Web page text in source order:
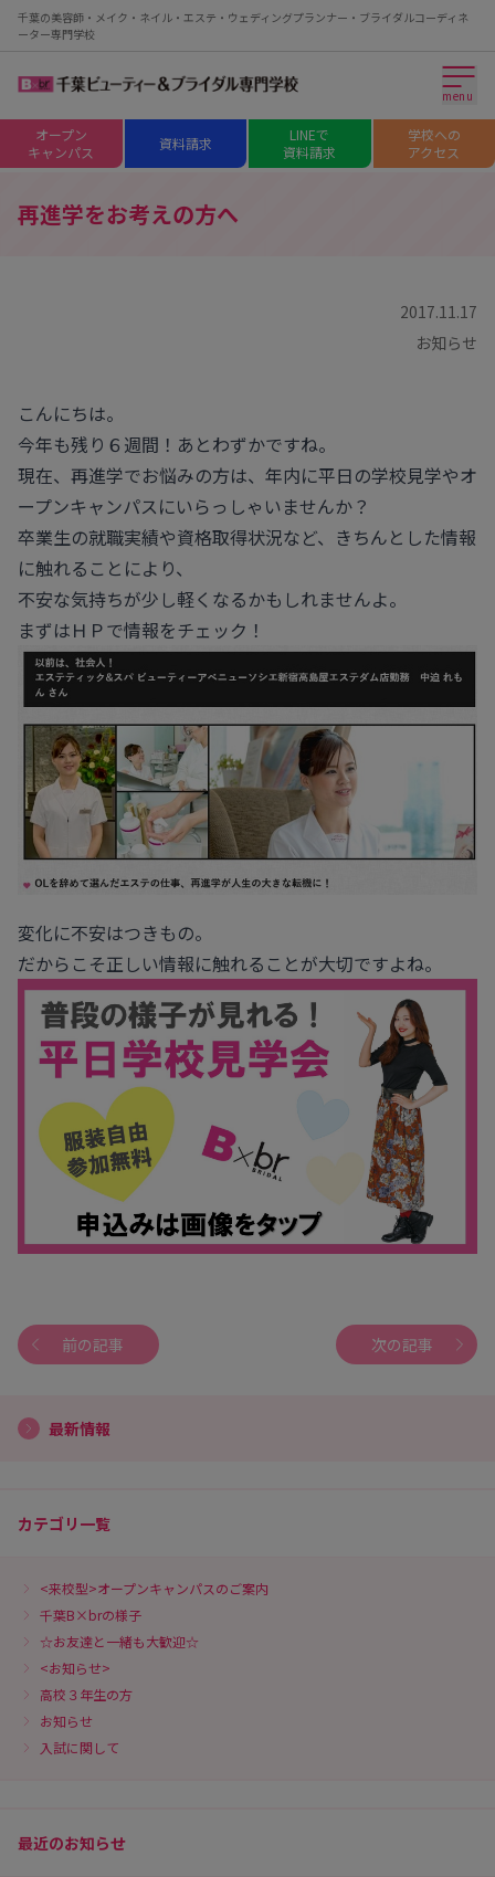
千葉の美容師・メイク・ネイル・エステ・ウェディングプランナー・ブライダルコーディネ
ーター専門学校
menu
オープン
キャンパス
資料請求
LINEで
資料請求
学校への
アクセス
再進学をお考えの方へ
2017.11.17
お知らせ
こんにちは。
今年も残り６週間！あとわずかですね。
現在、再進学でお悩みの方は、年内に平日の学校見学やオ
ープンキャンパスにいらっしゃいませんか？
卒業生の就職実績や資格取得状況など、きちんとした情報
に触れることにより、
不安な気持ちが少し軽くなるかもしれませんよ。
まずはＨＰで情報をチェック！
変化に不安はつきもの。
だからこそ正しい情報に触れることが大切ですよね。
前の記事 次の記事
最新情報
カテゴリ一覧
<来校型>オープンキャンパスのご案内
千葉B×brの様子
☆お友達と一緒も大歓迎☆
<お知らせ>
高校３年生の方
お知らせ
入試に関して
最近のお知らせ